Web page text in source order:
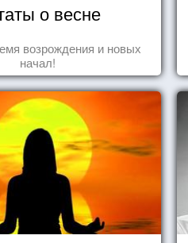
о весне
возрождения и новых
начал!